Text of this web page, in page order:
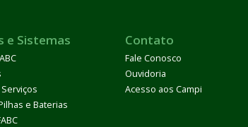
e Sistemas
e Baterias
Contato
Fale Conosco
Ouvidoria
Acesso aos Campi